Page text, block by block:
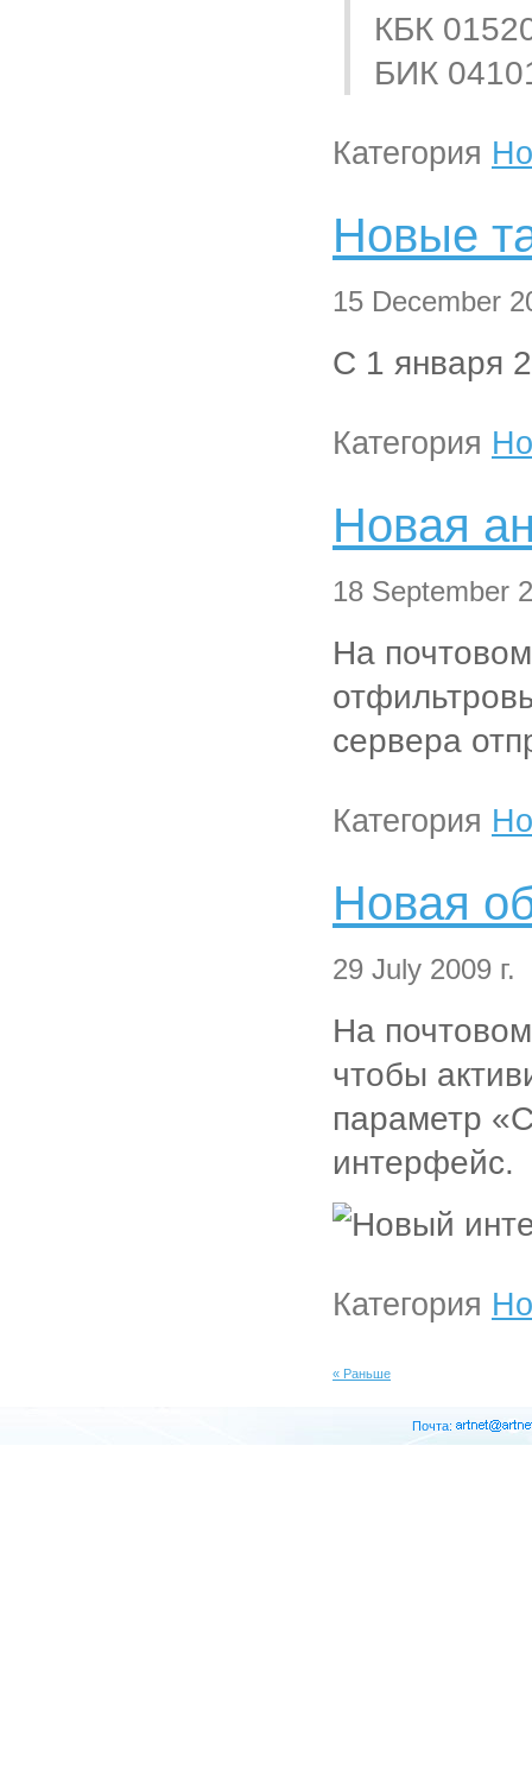
КБК
БИК
Категория
Новые
15 December
С 1 января
Категория
Новая
18 September
На
сервера
Категория
Новая
29 July 2009 г.
На
чтобы
параметр
интерфейс.
Категория
« Раньше
Почта: